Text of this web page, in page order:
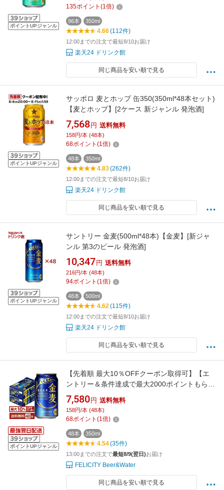
ポイントUPジャンル
135ポイント (1倍)
96本 350ml
4.66(112件)
12:00までの注文で最短8/10お届け
楽天24 ドリンク館
同じ商品を安い順で見る
ポイントUPジャンル
サッポロ 麦とホップ 缶350(350ml*48本セット)
【麦とホップ】[2ケース 新ジャンル 発泡酒]
7,568 円 送料無料
158円/本 (48本)
68ポイント (1倍)
48本 350ml
4.83(262件)
12:00までの注文で最短8/10お届け
楽天24 ドリンク館
同じ商品を安い順で見る
ポイントUPジャンル
サントリー 金麦(500ml*48本)【金麦】[新ジャ
ンル 第3のビール 発泡酒]
10,347 円 送料無料
216円/本 (48本)
94ポイント (1倍)
48本 500ml
4.62(115件)
12:00までの注文で最短8/10お届け
楽天24 ドリンク館
同じ商品を安い順で見る
ポイントUPジャンル
【先着順 最大10％OFFクーポン取得可】【エ
ントリー＆条件達成で最大2000ポイントもらえ
る！】サントリー 金麦 350ml 缶 24本×2ケース
（48本）【送料無料（一部地域除く）】 サント
リービール
7,580 円 送料無料
158円/本 (48本)
68ポイント (1倍)
48本 350ml
4.54(35件)
13:00までの注文で最短8/9(翌日)お届け
FELICITY Beer&Water
同じ商品を安い順で見る